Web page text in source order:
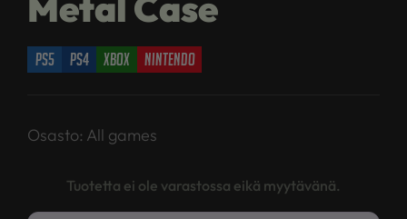
ps5 ps4 xbox nintendo
Osasto: All games
Tuotetta ei ole varastossa eikä myytävänä.